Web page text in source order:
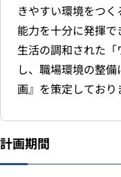
きやすい環境をつ
能力を十分に発揮
生活の調和された
し、職場環境の整
画』を策定しており
計画期間